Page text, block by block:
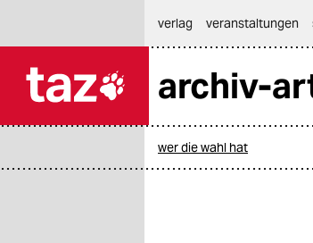
themen
verlag
veranstaltungen
archiv-
wer die wahl hat